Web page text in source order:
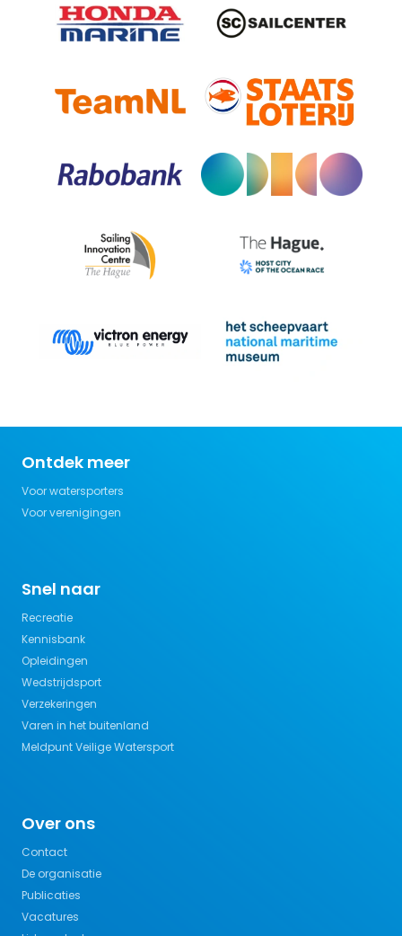
Ontdek meer
Voor watersporters
Voor verenigingen
Snel naar
Recreatie
Kennisbank
Opleidingen
Wedstrijdsport
Verzekeringen
Varen in het buitenland
Meldpunt Veilige Watersport
Over ons
Contact
De organisatie
Publicaties
Vacatures